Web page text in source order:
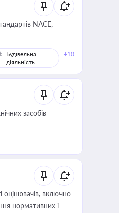
NACE,
Будівельна
діяльність
+10
засобів
оцінювачів, включно
нормативних і